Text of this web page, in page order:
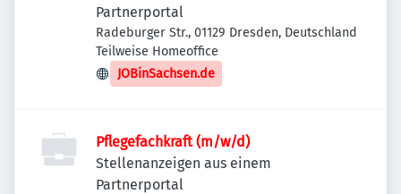
Partnerportal
Radeburger Str., 01129 Dresden, Deutschland
Teilweise Homeoffice
JOBinSachsen.de
Pflegefachkraft (m/w/d)
Stellenanzeigen aus einem
Partnerportal